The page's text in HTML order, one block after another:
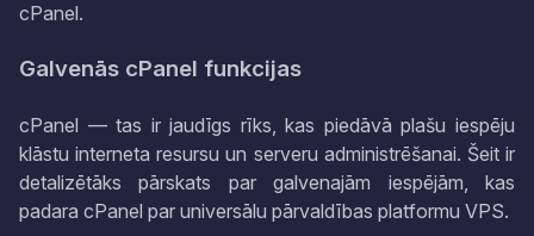
cPanel.
Galvenās cPanel funkcijas
cPanel — tas ir jaudīgs rīks, kas piedāvā plašu iespēju
klāstu interneta resursu un serveru administrēšanai. Šeit ir
detalizētāks pārskats par galvenajām iespējām, kas
padara cPanel par universālu pārvaldības platformu VPS.